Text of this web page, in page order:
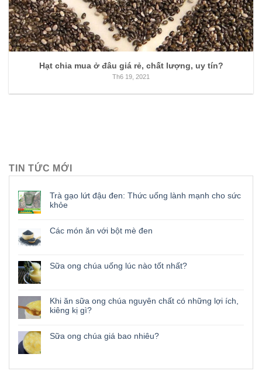
Hạt chia mua ở đâu giá rẻ, chất lượng, uy tín?
Th6 19, 2021
TIN TỨC MỚI
Trà gạo lứt đậu đen: Thức uống lành mạnh cho sức
khỏe
Các món ăn với bột mè đen
Sữa ong chúa uống lúc nào tốt nhất?
Khi ăn sữa ong chúa nguyên chất có những lợi ích,
kiêng kị gì?
Sữa ong chúa giá bao nhiêu?